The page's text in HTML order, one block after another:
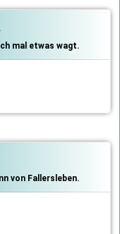
mal etwas wagt.
von Fallersleben.